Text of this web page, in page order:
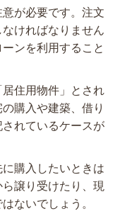
が必要です。注文
ければなりません
ンを利用すること
住用物件」とされ
購入や建築、借り
れているケースが
購入したいときは
譲り受けたり、現
ないでしょう。